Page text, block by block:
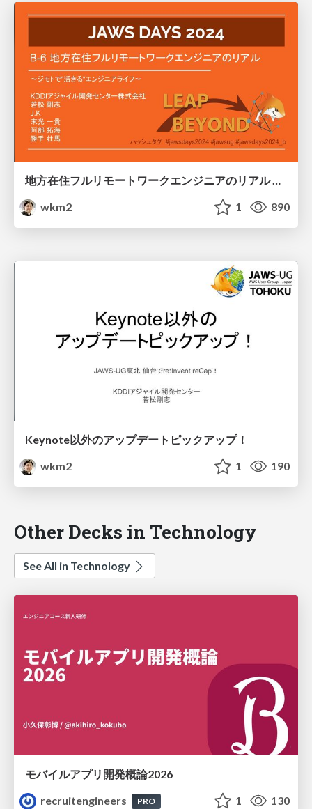
地方在住フルリモートワークエンジニアのリアル 〜ジモトで_活きる_エンジニアライフ〜
wkm2
1 890
Keynote以外のアップデートピックアップ！
wkm2
1 190
Other Decks in Technology
See All in Technology
モバイルアプリ開発概論2026
recruitengineers
PRO 1 130